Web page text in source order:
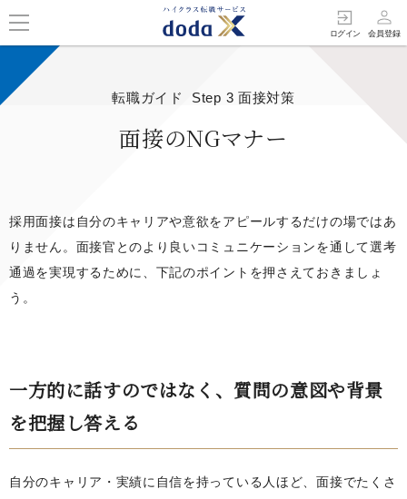
exit_to_app
ログイン
person_outline
会員登録
転職ガイド Step 3 面接対策
面接のNGマナー
採用面接は自分のキャリアや意欲をアピールするだけの場ではあ
りません。面接官とのより良いコミュニケーションを通して選考
通過を実現するために、下記のポイントを押さえておきましょ
う。
一方的に話すのではなく、質問の意図や背景
を把握し答える
自分のキャリア・実績に自信を持っている人ほど、面接でたくさ